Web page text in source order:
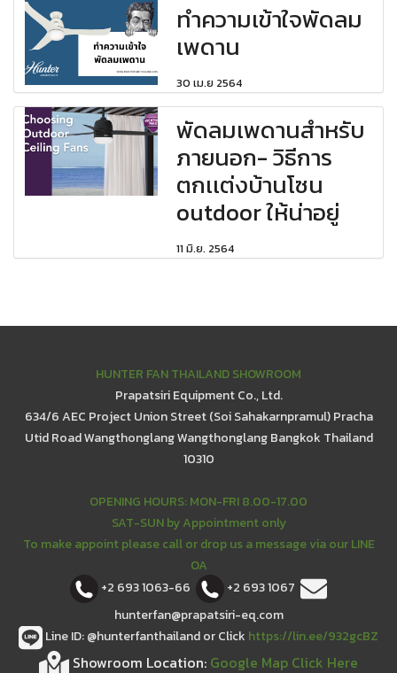
ทำความเข้าใจพัดลม
เพดาน
30 เม.ย 2564
พัดลมเพดานสำหรับ
ภายนอก- วิธีการ
ตกเเต่งบ้านโซน
outdoor ให้น่าอยู่
11 มิ.ย. 2564
HUNTER FAN THAILAND SHOWROOM
Prapatsiri Equipment Co., Ltd.
634/6 AEC Project Union Street (Soi Sahakarnpramul) Pracha
Utid Road Wangthonglang Wangthonglang Bangkok Thailand
10310
OPENING HOURS: MON-FRI 8.00-17.00
SAT-SUN by Appointment only
To make appoint please call or drop us a message via our LINE
OA
+2 693 1063-66
+2 693 1067
hunterfan@prapatsiri-eq.com
Line ID: @hunterfanthailand or Click https://lin.ee/932gcBZ
Showroom Location: Google Map Click Here